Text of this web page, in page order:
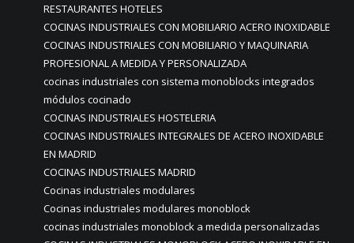
RESTAURANTES HOTELES
COCINAS INDUSTRIALES CON MOBILIARIO ACERO INOXIDABLE
COCINAS INDUSTRIALES CON MOBILIARIO Y MAQUINARIA
PROFESIONAL A MEDIDA Y PERSONALIZADA
cocinas industriales con sistema monoblocks integrados
módulos cocinado
COCINAS INDUSTRIALES HOSTELERIA
COCINAS INDUSTRIALES INTEGRALES DE ACERO INOXIDABLE
EN MADRID
COCINAS INDUSTRIALES MADRID
Cocinas industriales modulares
Cocinas industriales modulares monoblock
cocinas industriales monoblock a medida personalizadas